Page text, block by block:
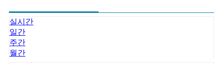
실시간
일간
주간
월간